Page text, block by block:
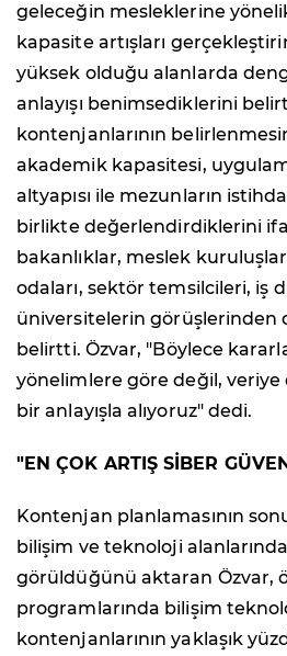
geleceğin mesleklerine
kapasite artışları
yüksek olduğu alanlarda
anlayışı benimsediklerini
kontenjanlarının
akademik kapasitesi,
altyapısı ile mezunların
birlikte değerlendirdiklerini
bakanlıklar, meslek
odaları, sektör temsilcileri, iş
üniversitelerin görüşlerinden
belirtti. Özvar, "Böylece
yönelimlere göre değil, veriye
bir anlayışla alıyoruz" dedi.
"EN ÇOK ARTIŞ SİBER
Kontenjan planlamasının
bilişim ve teknoloji
görüldüğünü aktaran Özvar,
programlarında bilişim
kontenjanlarının yaklaşık